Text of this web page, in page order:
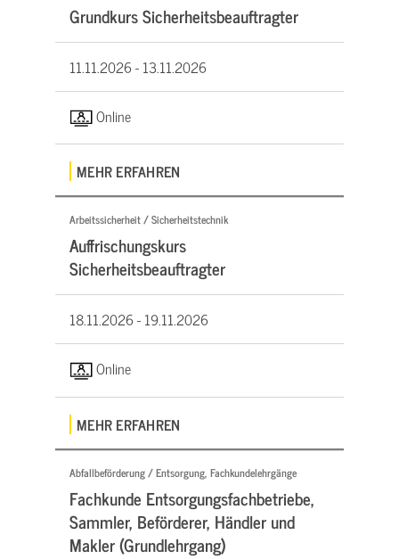
Grundkurs Sicherheitsbeauftragter
11.11.2026 -13.11.2026
Online
MEHR ERFAHREN
Arbeitssicherheit / Sicherheitstechnik
Auffrischungskurs
Sicherheitsbeauftragter
18.11.2026 -19.11.2026
Online
MEHR ERFAHREN
Abfallbeförderung / Entsorgung, Fachkundelehrgänge
Fachkunde Entsorgungsfachbetriebe,
Sammler, Beförderer, Händler und
Makler (Grundlehrgang)